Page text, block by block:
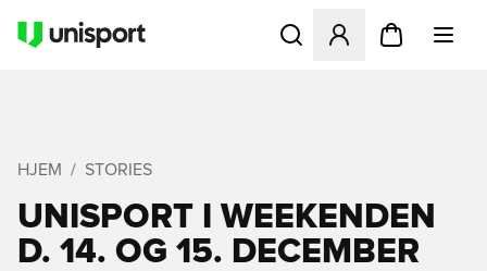
Åbner en Modal til at
HJEM STORIES
UNISPORT I WEEKENDEN
D. 14. OG 15. DECEMBER